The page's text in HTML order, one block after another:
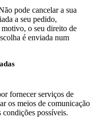
pode cancelar a sua
a seu pedido,
motivo, o seu direito de
é enviada num
fornecer serviços de
os meios de comunicação
condições possíveis.